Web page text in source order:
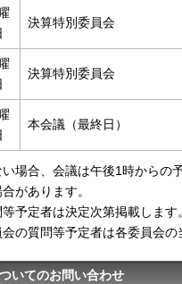
決算特別委員会
決算特別委員会
本会議（最終日）
場合、会議は午後1時からの
があります。
予定者は決定次第掲載します。
の質問等予定者は各委員会の
いてのお問い合わせ